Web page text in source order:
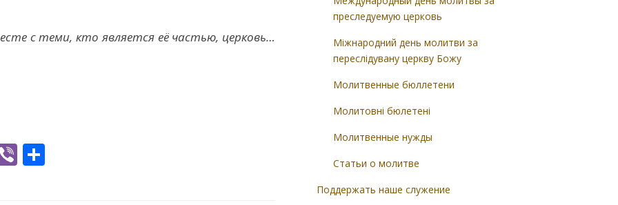
с теми, кто является её частью, церковь…
Vi
преследуемую церковь
Міжнародний день молитви за
переслідувану церкву Божу
Молитвенные бюллетени
Молитовні бюлетені
Молитвенные нужды
Статьи о молитве
Поддержать наше служение